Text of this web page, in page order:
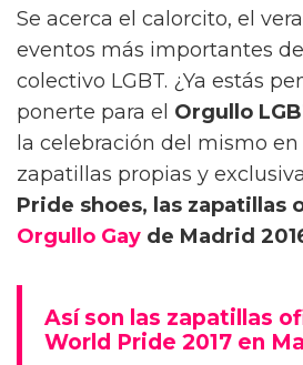
Se acerca el calorcito, el
eventos más importantes
colectivo LGBT. ¿Ya estás
ponerte para el Orgullo
la celebración del mismo
zapatillas propias y
Pride shoes, las zapatillas
Orgullo Gay de Madrid
Así son las zapatillas
World Pride 2017 en